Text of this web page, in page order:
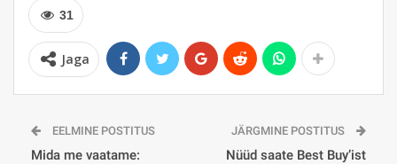
31
Jaga
EELMINE POSTITUS
Mida me vaatame:
JÄRGMINE POSTITUS
Nüüd saate Best Buy’ist